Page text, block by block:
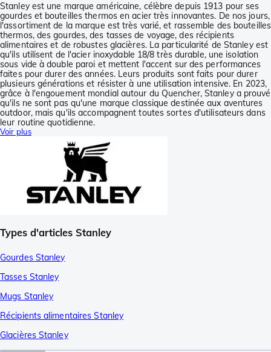
Stanley est une marque américaine, célèbre depuis 1913 pour ses
gourdes et bouteilles thermos en acier très innovantes. De nos jours,
l'assortiment de la marque est très varié, et rassemble des bouteilles
thermos, des gourdes, des tasses de voyage, des récipients
alimentaires et de robustes glacières. La particularité de Stanley est
qu'ils utilisent de l'acier inoxydable 18/8 très durable, une isolation
sous vide à double paroi et mettent l'accent sur des performances
faites pour durer des années. Leurs produits sont faits pour durer
plusieurs générations et résister à une utilisation intensive. En 2023,
grâce à l'engouement mondial autour du Quencher, Stanley a prouvé
qu'ils ne sont pas qu'une marque classique destinée aux aventures
outdoor, mais qu'ils accompagnent toutes sortes d'utilisateurs dans
leur routine quotidienne.
Voir plus
Types d'articles Stanley
Gourdes Stanley
Tasses Stanley
Mugs Stanley
Récipients alimentaires Stanley
Glacières Stanley